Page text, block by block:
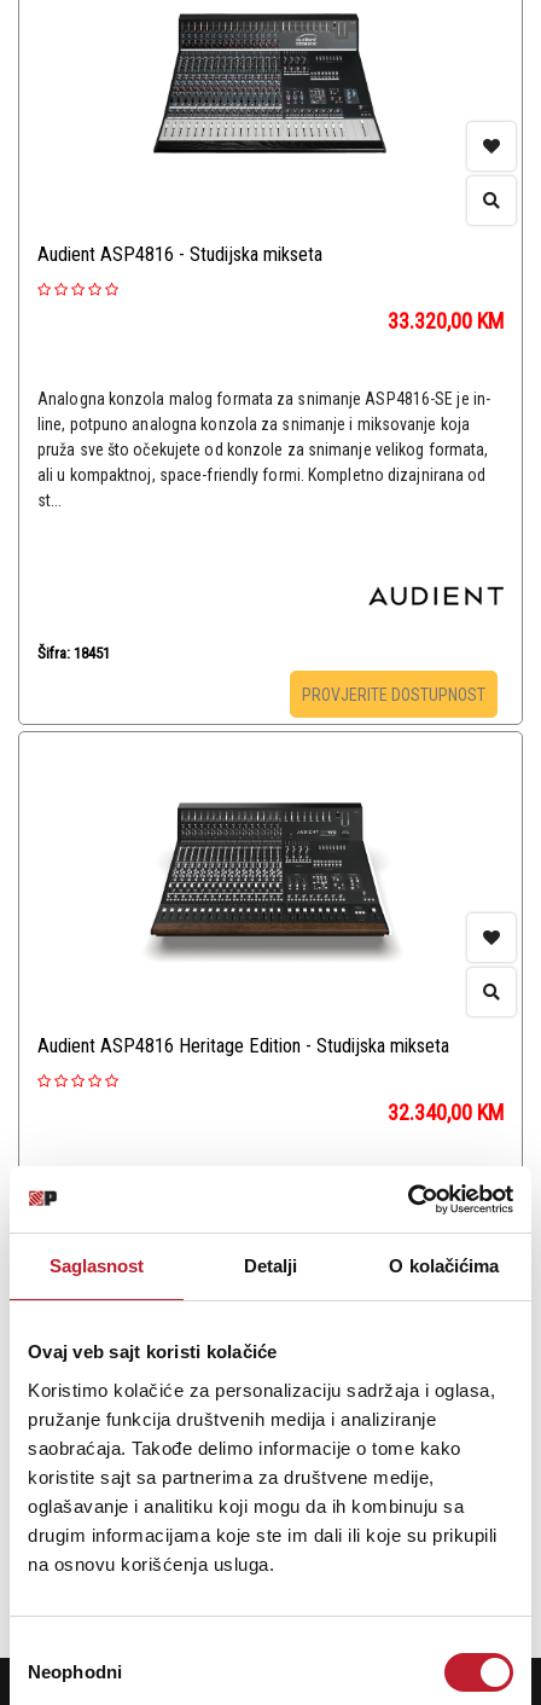
Saglasnost Detalji O kolačićima
Ovaj veb sajt koristi kolačiće
Koristimo kolačiće za personalizaciju sadržaja i oglasa,
pružanje funkcija društvenih medija i analiziranje
saobraćaja. Takođe delimo informacije o tome kako
koristite sajt sa partnerima za društvene medije,
oglašavanje i analitiku koji mogu da ih kombinuju sa
drugim informacijama koje ste im dali ili koje su prikupili
na osnovu korišćenja usluga.
сагласности
Neophodni
Audient ASP4816 - Studijska mikseta
33.320,00 KM
Analogna konzola malog formata za snimanje ASP4816-SE je in-
line, potpuno analogna konzola za snimanje i miksovanje koja
pruža sve što očekujete od konzole za snimanje velikog formata,
ali u kompaktnoj, space-friendly formi. Kompletno dizajnirana od
st...
Šifra: 18451
PROVJERITE DOSTUPNOST
Audient ASP4816 Heritage Edition - Studijska mikseta
32.340,00 KM
Veliki zvuk u kompaktnoj formi ASP4816-HE nudi sve što
standardno izdanje ima, ali sa još par kečeva u rukavu u vidu
miks magistrale, novih moćnih dodataka za kompresor miks
Šifra: 18542
PROVJERITE DOSTUPNOST
Ukupno: 2
POTREBNA VAM JE POMOĆ? POZOVITE NAS!